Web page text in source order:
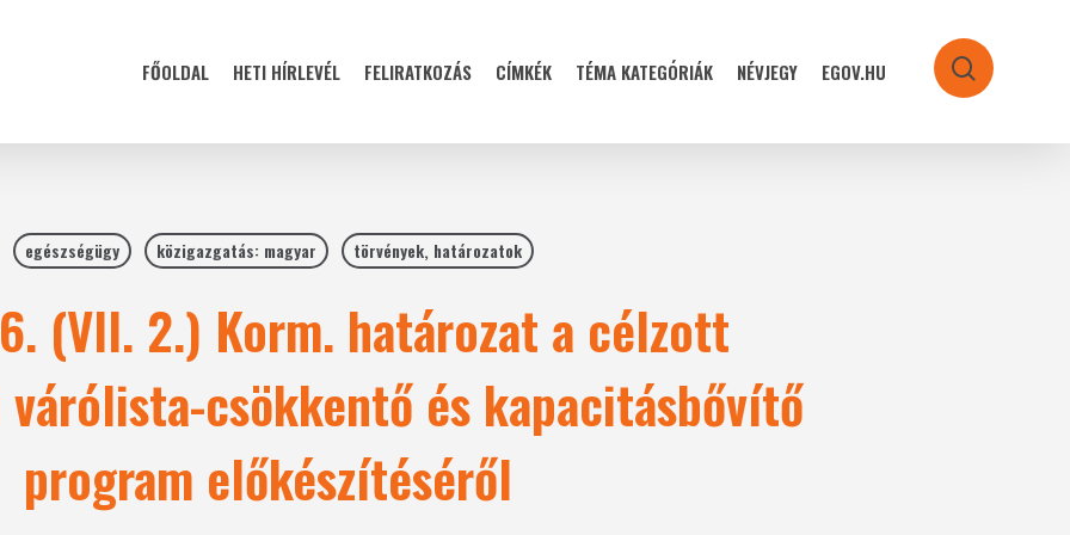
FŐOLDAL HETI HÍRLEVÉL FELIRATKOZÁS CÍMKÉK TÉMA KATEGÓRIÁK NÉVJEGY EGOV.HU search
egészségügy közigazgatás: magyar törvények, határozatok
(VII. 2.) Korm. határozat a célzott
várólista-csökkentő és kapacitásbővítő
program előkészítéséről